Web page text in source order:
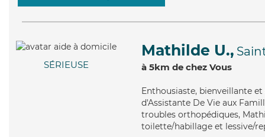
SÉRIEUSE
Mathilde U.,
à 5km de chez Vous
Enthousiaste, bienveillante
d'Assistante De Vie aux
troubles orthopédiques,
toilette/habillage et lessive/